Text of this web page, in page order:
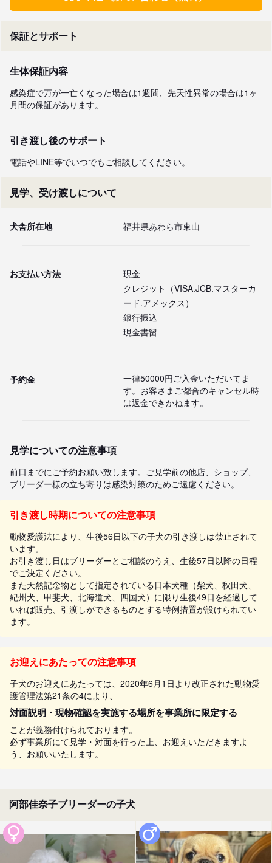
保証とサポート
生体保証内容
感染症で万が一亡くなった場合は1週間、先天性異常の場合は1ヶ
月間の保証があります。
引き渡し後のサポート
電話やLINE等でいつでもご相談してください。
見学、受け渡しについて
犬舎所在地 福井県あわら市東山
お支払い方法
現金
クレジット（VISA.JCB.マスターカ
ード.アメックス）
銀行振込
現金書留
予約金
一律50000円ご入金いただいてま
す。お客さまご都合のキャンセル時
は返金できかねます。
見学についての注意事項
前日までにご予約お願い致します。ご見学前の他店、ショップ、
ブリーダー様の立ち寄りは感染対策のためご遠慮ください。
引き渡し時期についての注意事項
動物愛護法により、生後56日以下の子犬の引き渡しは禁止されて
います。
お引き渡し日はブリーダーとご相談のうえ、生後57日以降の日程
でご決定ください。
また天然記念物として指定されている日本犬種（柴犬、秋田犬、
紀州犬、甲斐犬、北海道犬、四国犬）に限り生後49日を経過して
いれば販売、引渡しができるものとする特例措置が設けられてい
ます。
お迎えにあたっての注意事項
子犬のお迎えにあたっては、2020年6月1日より改正された動物愛
護管理法第21条の4により、
対面説明・現物確認を実施する場所を事業所に限定する
ことが義務付けられております。
必ず事業所にて見学・対面を行った上、お迎えいただきますよ
う、お願いいたします。
阿部佳奈子ブリーダーの子犬